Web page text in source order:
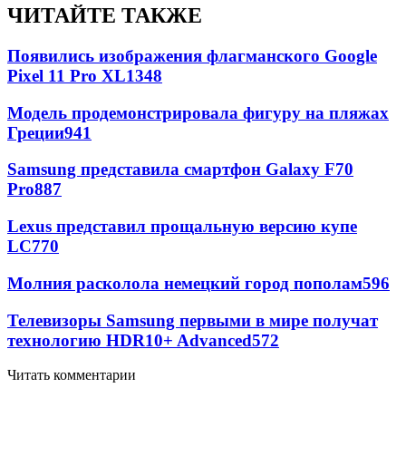
ЧИТАЙТЕ ТАКЖЕ
Появились изображения флагманского Google
Pixel 11 Pro XL1348
Модель продемонстрировала фигуру на пляжах
Греции941
Samsung представила смартфон Galaxy F70
Pro887
Lexus представил прощальную версию купе
LC770
Молния расколола немецкий город пополам596
Телевизоры Samsung первыми в мире получат
технологию HDR10+ Advanced572
Читать комментарии